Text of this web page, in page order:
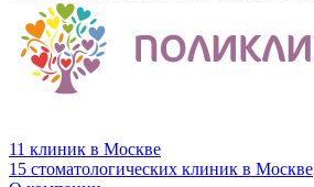
11 клиник в Москве
15 стоматологических клиник в Москве